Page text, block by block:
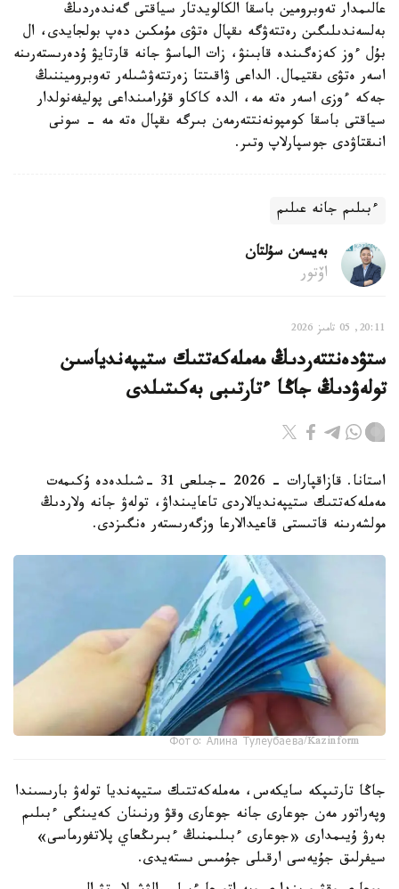
عالىمدار تەوبرومين باسقا الكالويدتار سياقتى گەندەردىڭ
بەلسەندىلىگىن رەتتەۋگە ىقپال ەتۋى مۇمكىن دەپ بولجايدى، ال
بۇل ءوز كەزەگىندە قابىنۋ، زات الماسۋ جانە قارتايۋ ۇدەرىستەرىنە
اسەر ەتۋى ىقتيمال. الداعى ۋاقىتتا زەرتتەۋشىلەر تەوبروميننىڭ
جەكە ءوزى اسەر ەتە مە، الدە كاكاو قۇرامىنداعى پوليفەنولدار
سياقتى باسقا كومپونەنتتەرمەن بىرگە ىقپال ەتە مە - سونى
انىقتاۋدى جوسپارلاپ وتىر.
ءبىلىم جانە عىلىم
بەيسەن سۇلتان
اۆتور
20:11, 05 تامىز 2026
ستۋدەنتتەردىڭ مەملەكەتتىك ستيپەندياسىن
تولەۋدىڭ جاڭا ءتارتىبى بەكىتىلدى
استانا. قازاقپارات - 2026 -جىلعى 31 -شىلدەدە ۇكىمەت
مەملەكەتتىك ستيپەنديالاردى تاعايىنداۋ، تولەۋ جانە ولاردىڭ
مولشەرىنە قاتىستى قاعيدالارعا وزگەرىستەر ەنگىزدى.
Фото: Алина Тулеубаева/Kazinform
جاڭا تارتىپكە سايكەس، مەملەكەتتىك ستيپەنديا تولەۋ بارىسىندا
وپەراتور مەن جوعارى جانە جوعارى وقۋ ورنىنان كەيىنگى ءبىلىم
بەرۋ ۇيىمدارى «جوعارى ءبىلىمنىڭ ءبىرىڭعاي پلاتفورماسى»
سيفرلىق جۇيەسى ارقىلى جۇمىس ىستەيدى.